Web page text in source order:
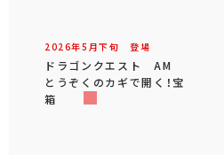
2026年5 月下旬 登場
ドラゴンクエスト AM
とうぞくのカギで開く！宝
箱